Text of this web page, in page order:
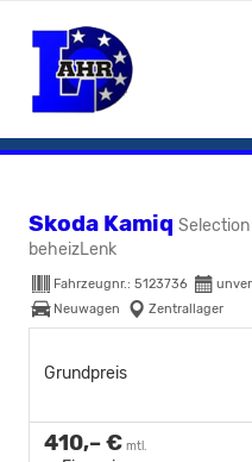
Skoda Kamiq Selection
beheizLenk
Fahrzeugnr.: 5123736
Neuwagen
Zentrallager
Grundpreis
410,– € mtl.